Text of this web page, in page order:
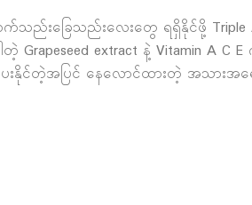
က်သည်းခြေသည်းလေးတွေ ရရှိနိုင်ဖို့ Triple
extract နဲ့ Vitamin A C
နိုင်တဲ့အပြင် နေလောင်ထားတဲ့ အသားအ